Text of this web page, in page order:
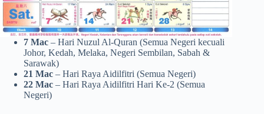
7 Mac – Hari Nuzul Al-Quran (Semua Negeri kecuali
Johor, Kedah, Melaka, Negeri Sembilan, Sabah &
Sarawak)
21 Mac – Hari Raya Aidilfitri (Semua Negeri)
22 Mac – Hari Raya Aidilfitri Hari Ke-2 (Semua
Negeri)